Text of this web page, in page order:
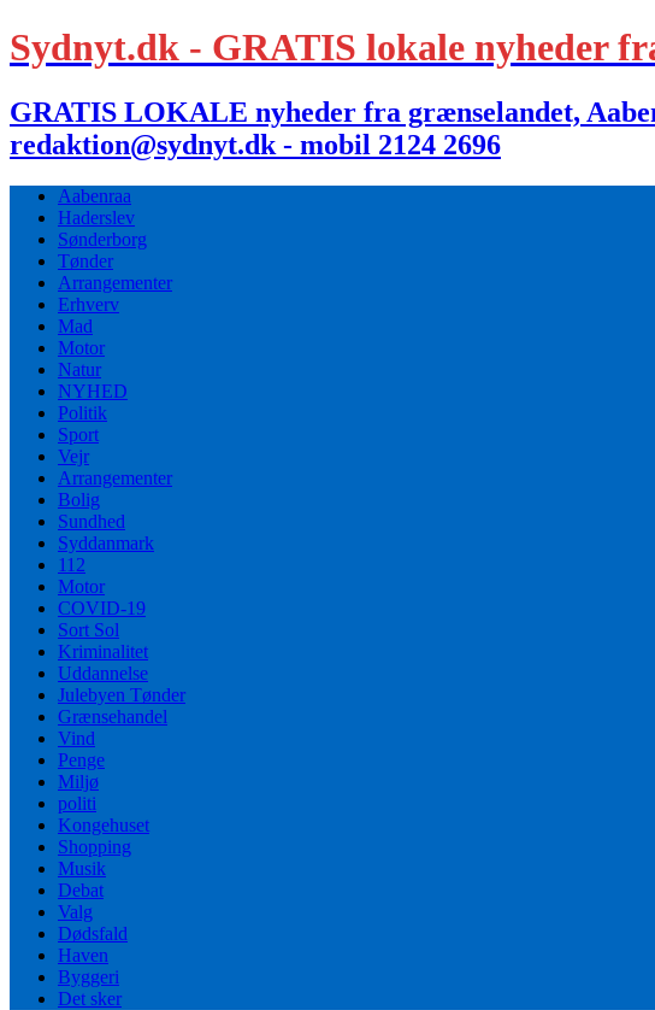
Sydnyt.dk - GRATIS lokale nyheder
GRATIS LOKALE nyheder fra grænselandet,
redaktion@sydnyt.dk - mobil 2124 2696
Aabenraa
Haderslev
Sønderborg
Tønder
Arrangementer
Erhverv
Mad
Motor
Natur
NYHED
Politik
Sport
Vejr
Arrangementer
Bolig
Sundhed
Syddanmark
112
Motor
COVID-19
Sort Sol
Kriminalitet
Uddannelse
Julebyen Tønder
Grænsehandel
Vind
Penge
Miljø
politi
Kongehuset
Shopping
Musik
Debat
Valg
Dødsfald
Haven
Byggeri
Det sker